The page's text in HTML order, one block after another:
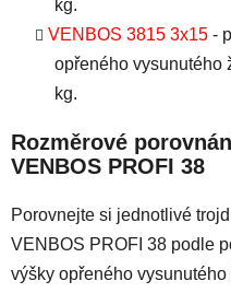
kg.
VENBOS 3815 3x15 -
opřeného vysunutého
kg.
Rozměrové
VENBOS PROFI 38
Porovnejte si jednotlivé
VENBOS PROFI 38 podle
výšky opřeného